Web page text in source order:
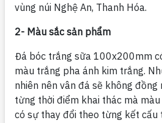
vùng núi Nghệ An, Thanh Hóa.
2- Màu sắc sản phẩm
Đá bóc trắng sữa 100x200mm
màu trắng pha ánh kim trắng.
nhiên nên vân đá sẽ không đồng
từng thời điểm khai thác mà
có sự thay đổi theo từng kết cấu